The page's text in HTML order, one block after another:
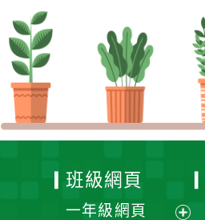
班級網頁
一年級網頁